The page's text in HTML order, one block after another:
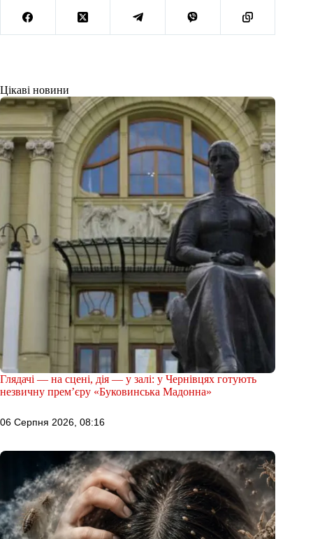
Цікаві новини
Глядачі — на сцені, дія — у залі: у Чернівцях готують
незвичну прем’єру «Буковинська Мадонна»
06 Серпня 2026, 08:16